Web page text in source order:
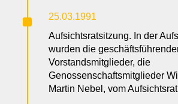
^
25.03.1991
Aufsichtsratsitzung. In der
wurden die
Vorstandsmitglieder, die
Genossenschaftsmitglieder
Martin Nebel, vom